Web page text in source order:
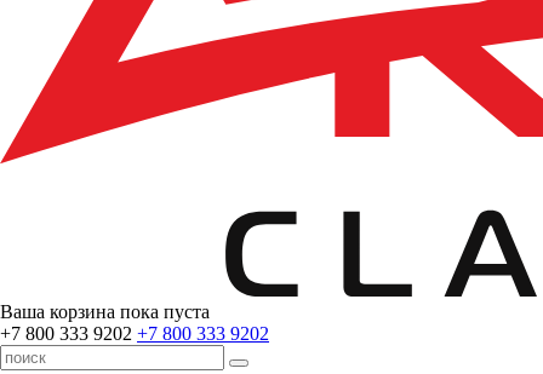
Ваша корзина пока пуста
+7 800 333 9202 +7 800 333 9202